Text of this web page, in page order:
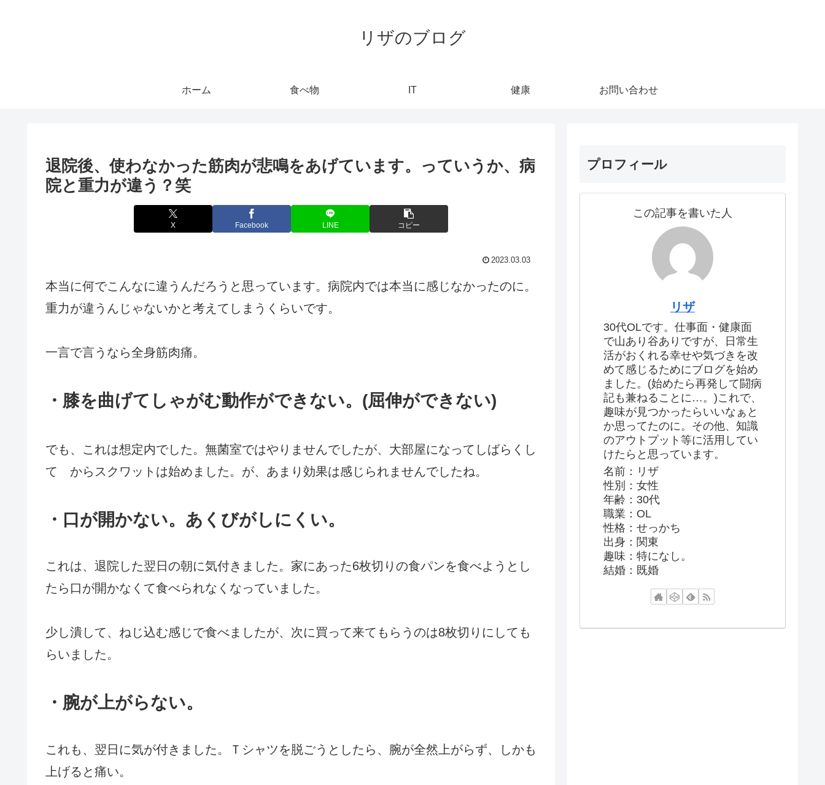
リザのブログ
ホーム 食べ物 IT 健康 お問い合わせ
退院後、使わなかった筋肉が悲鳴をあげています。っていうか、病
院と重力が違う？笑
X Facebook LINE コピー
2023.03.03
本当に何でこんなに違うんだろうと思っています。病院内では本当に感じなかったのに。
重力が違うんじゃないかと考えてしまうくらいです。
一言で言うなら全身筋肉痛。
・膝を曲げてしゃがむ動作ができない。(屈伸ができない)
でも、これは想定内でした。無菌室ではやりませんでしたが、大部屋になってしばらくし
て からスクワットは始めました。が、あまり効果は感じられませんでしたね。
・口が開かない。あくびがしにくい。
これは、退院した翌日の朝に気付きました。家にあった6枚切りの食パンを食べようとし
たら口が開かなくて食べられなくなっていました。
少し潰して、ねじ込む感じで食べましたが、次に買って来てもらうのは8枚切りにしても
らいました。
・腕が上がらない。
これも、翌日に気が付きました。Ｔシャツを脱ごうとしたら、腕が全然上がらず、しかも
上げると痛い。
プロフィール
この記事を書いた人
リザ
30代OLです。仕事面・健康面
で山あり谷ありですが、日常生
活がおくれる幸せや気づきを改
めて感じるためにブログを始め
ました。(始めたら再発して闘病
記も兼ねることに…。)これで、
趣味が見つかったらいいなぁと
か思ってたのに。その他、知識
のアウトプット等に活用してい
けたらと思っています。
名前：リザ
性別：女性
年齢：30代
職業：OL
性格：せっかち
出身：関東
趣味：特になし。
結婚：既婚